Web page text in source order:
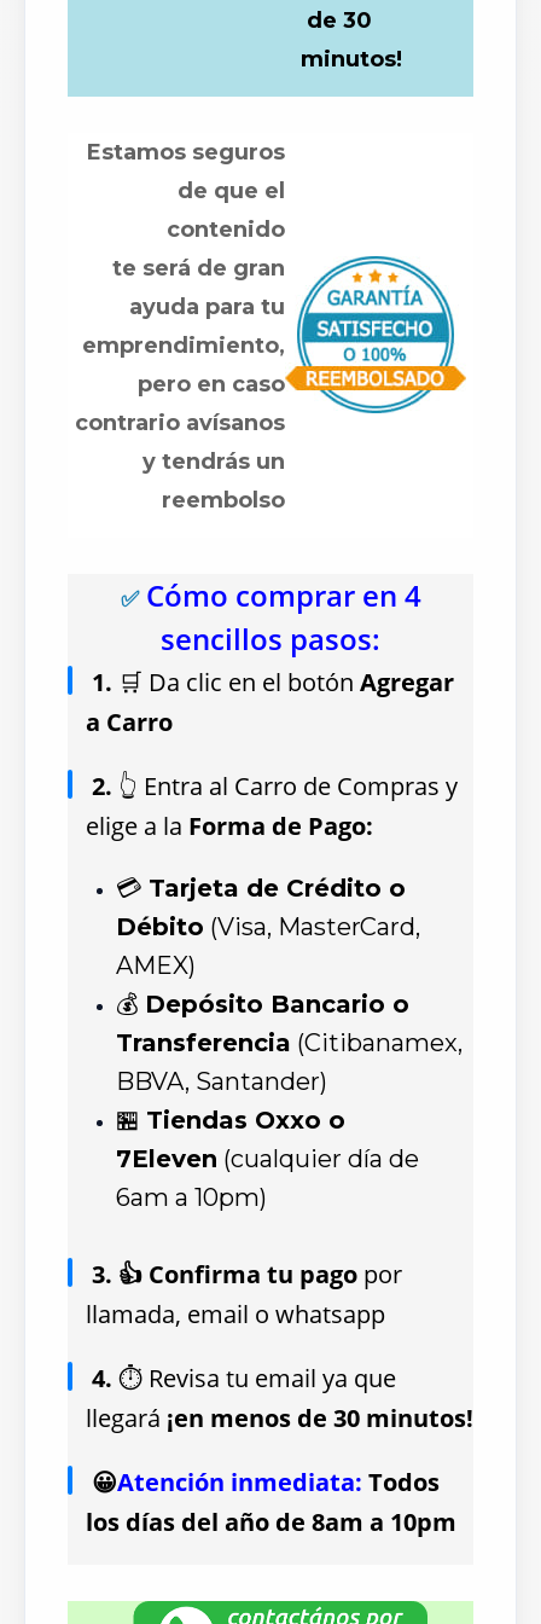
de 30
minutos!
Estamos seguros
de que el
contenido
te será de gran
ayuda para tu
emprendimiento,
pero en caso
contrario avísanos
y tendrás un
reembolso
✅ Cómo comprar en 4
sencillos pasos:
1. 🛒 Da clic en el botón Agregar
a Carro
2. 👆 Entra al Carro de Compras y
elige a la Forma de Pago:
💳 Tarjeta de Crédito o
Débito (Visa, MasterCard,
AMEX)
💰 Depósito Bancario o
Transferencia (Citibanamex,
BBVA, Santander)
🏪 Tiendas Oxxo o
7Eleven (cualquier día de
6am a 10pm)
3. 👍 Confirma tu pago por
llamada, email o whatsapp
4. ⏱ Revisa tu email ya que
llegará ¡en menos de 30 minutos!
😀Atención inmediata: Todos
los días del año de 8am a 10pm